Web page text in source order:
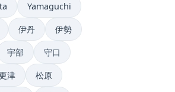
Yamaguchi
伊丹 伊勢
宇部 守口
津 松原